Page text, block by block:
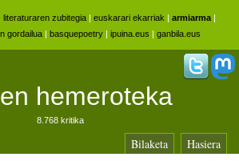
literaturaren zubitegia | euskarari ekarriak | armiarma |
gordailua | basquepoetry | ipuina.eus | ganbila.eus
hemeroteka
8.768 kritika
Bilaketa Hasiera